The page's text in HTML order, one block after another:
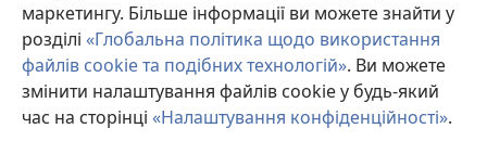
маркетингу. Більше інформації ви можете знайти у
розділі «Глобальна політика щодо використання
файлів cookie та подібних технологій». Ви можете
змінити налаштування файлів cookie у будь-який
час на сторінці «Налаштування конфіденційності».
Copyright© 2026 Watch Tower Bible and Tract Society of Pennsylvania.
УМОВИ ВИКОРИСТАННЯ|ПОЛІТИКА КОНФІДЕНЦІЙНОСТІ
НАЛАШТУВАННЯ КОНФІДЕНЦІЙНОСТІ